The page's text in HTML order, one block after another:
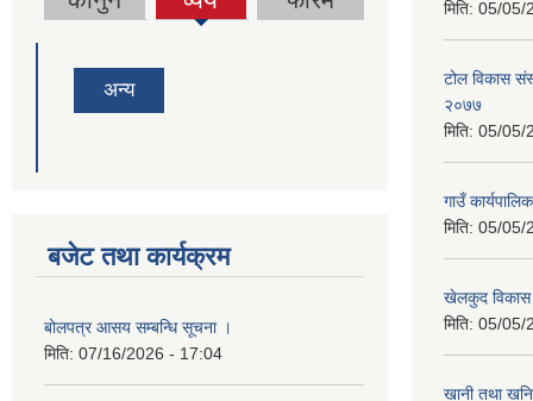
tab)
अन्य
बजेट तथा कार्यक्रम
बोलपत्र आसय सम्बन्धि सूचना ।
मिति: 07/16/2026 - 17:04
मिति: 05/05/
टोल विकास
२०७७
मिति: 05/05/
गाउँ
मिति: 05/05/
खेलकुद विकास
मिति: 05/05/
खानी तथा